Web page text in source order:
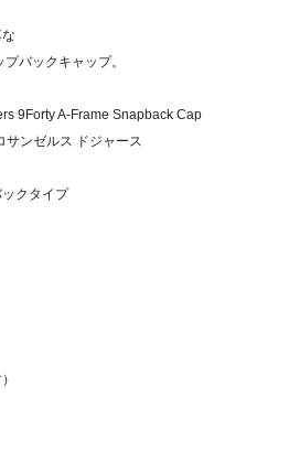
バックキャップ。
9Forty A-Frame Snapback Cap
サンゼルス ドジャース
ックタイプ